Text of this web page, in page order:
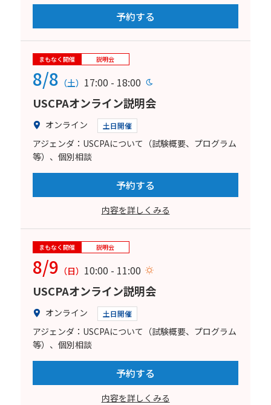
予約する
まもなく開催 説明会
8/8 （土） 17:00 - 18:00
USCPAオンライン説明会
オンライン 土日開催
アジェンダ：USCPAについて（試験概要、プログラム
等）、個別相談
予約する
内容を詳しくみる
まもなく開催 説明会
8/9 （日） 10:00 - 11:00
USCPAオンライン説明会
オンライン 土日開催
アジェンダ：USCPAについて（試験概要、プログラム
等）、個別相談
予約する
内容を詳しくみる